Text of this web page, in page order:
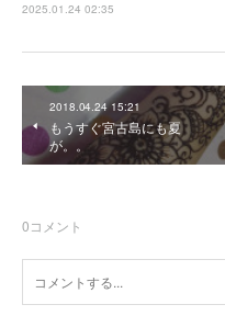
2025.01.24 02:35
2018.04.24 15:21
もうすぐ宮古島にも夏
が。。
0コメント